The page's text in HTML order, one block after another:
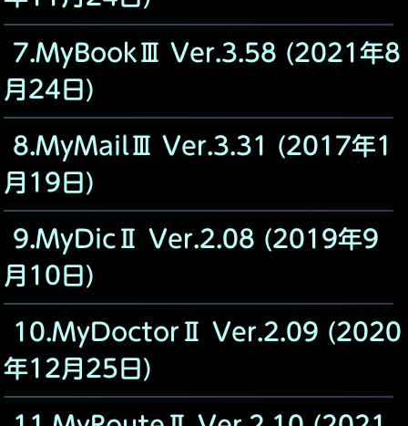
7.MyBookⅢ Ver.3.58 (2021年8
月24日)
8.MyMailⅢ Ver.3.31 (2017年1
月19日)
9.MyDicⅡ Ver.2.08 (2019年9
月10日)
10.MyDoctorⅡ Ver.2.09 (2020
年12月25日)